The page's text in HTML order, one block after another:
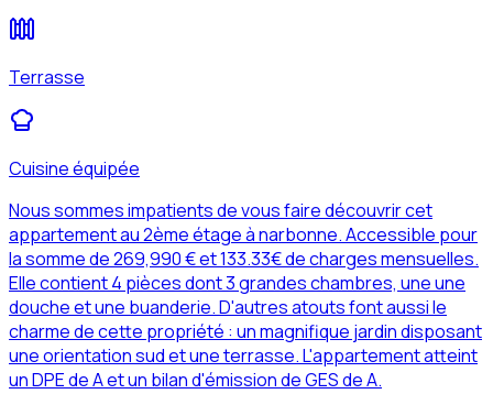
Terrasse
Cuisine équipée
Nous sommes impatients de vous faire découvrir cet
appartement au 2ème étage à narbonne. Accessible pour
la somme de 269,990 € et 133.33€ de charges mensuelles.
Elle contient 4 pièces dont 3 grandes chambres, une une
douche et une buanderie. D'autres atouts font aussi le
charme de cette propriété : un magnifique jardin disposant
une orientation sud et une terrasse. L'appartement atteint
un DPE de A et un bilan d'émission de GES de A.